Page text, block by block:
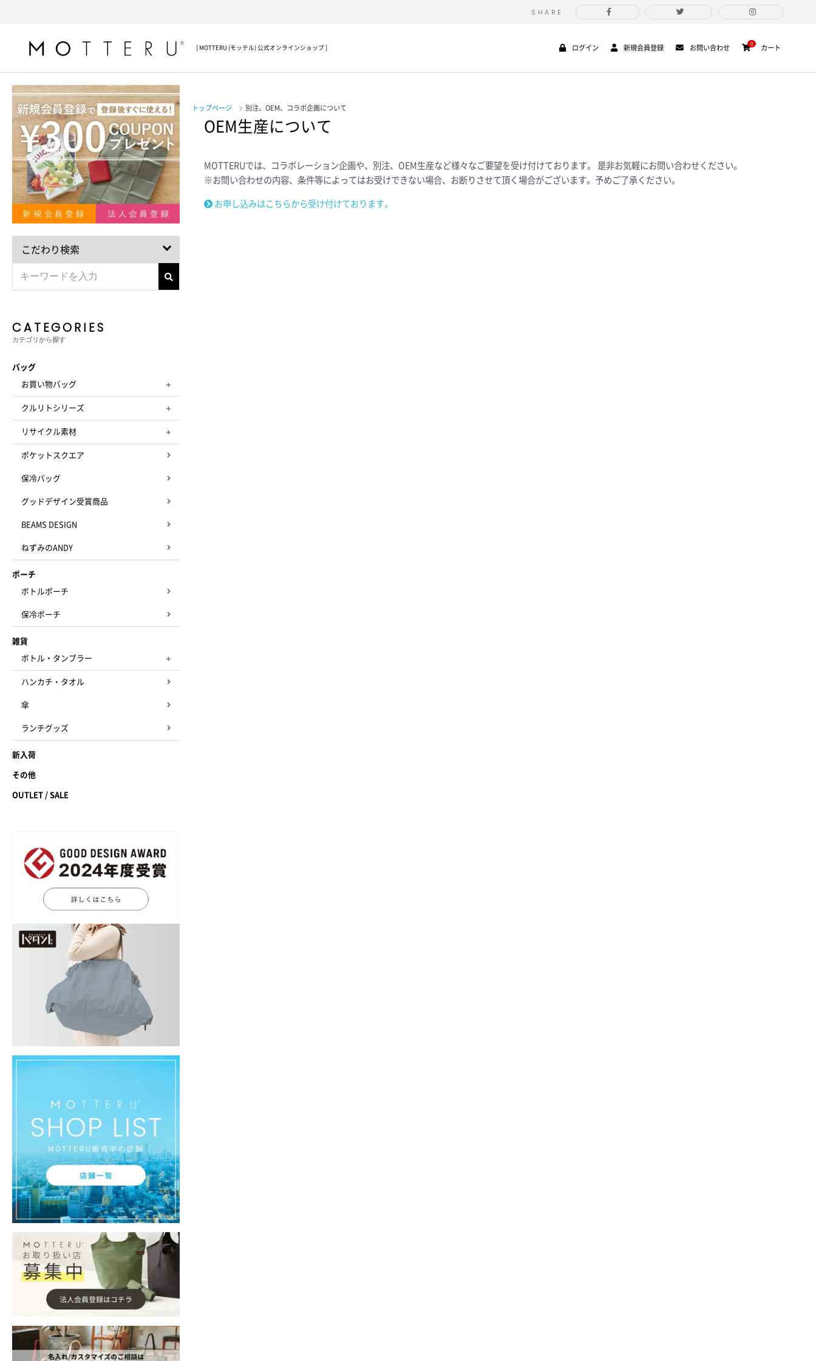
SHARE
[ MOTTERU (モッテル) 公式オンラインショップ ] ログイン 新規会員登録 お問い合わせ
0
カート
トップページ 別注、OEM、コラボ企画について
OEM生産について
MOTTERUでは、コラボレーション企画や、別注、OEM生産など様々なご要望を受け付けております。 是非お気軽にお問い合わせください。
※お問い合わせの内容、条件等によってはお受けできない場合、お断りさせて頂く場合がございます。予めご了承ください。
お申し込みはこちらから受け付けております。
こだわり検索
CATEGORIES
カテゴリから探す
バッグ
お買い物バッグ
クルリトシリーズ
リサイクル素材
ポケットスクエア
保冷バッグ
グッドデザイン受賞商品
BEAMS DESIGN
ねずみのANDY
ポーチ
ボトルポーチ
保冷ポーチ
雑貨
ボトル・タンブラー
ハンカチ・タオル
傘
ランチグッズ
新入荷
その他
OUTLET / SALE